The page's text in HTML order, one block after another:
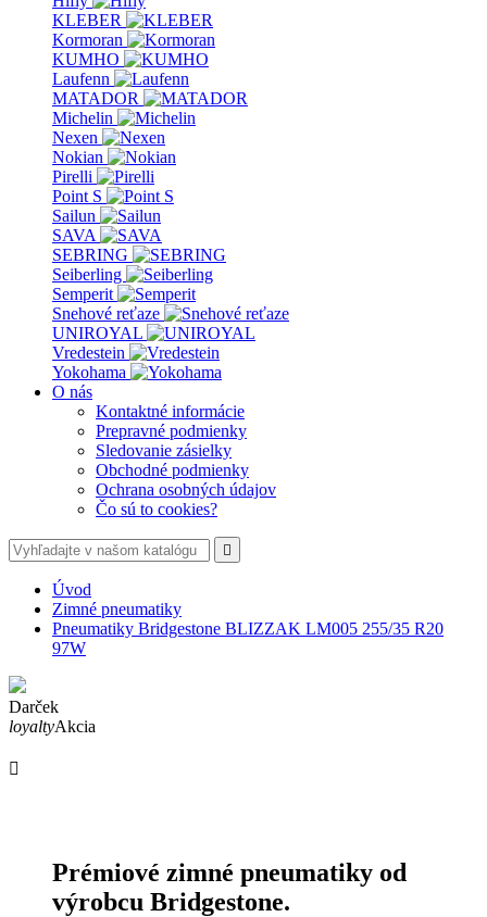
KLEBER
Kormoran
KUMHO
Laufenn
MATADOR
Michelin
Nexen
Nokian
Pirelli
Point S
Sailun
SAVA
SEBRING
Seiberling
Semperit
Snehové reťaze
UNIROYAL
Vredestein
Yokohama
O nás
Kontaktné informácie
Prepravné podmienky
Sledovanie zásielky
Obchodné podmienky
Ochrana osobných údajov
Čo sú to cookies?

Úvod
Zimné pneumatiky
Pneumatiky Bridgestone BLIZZAK LM005 255/35 R20
97W
Darček
loyaltyAkcia

Prémiové zimné pneumatiky od
výrobcu Bridgestone.